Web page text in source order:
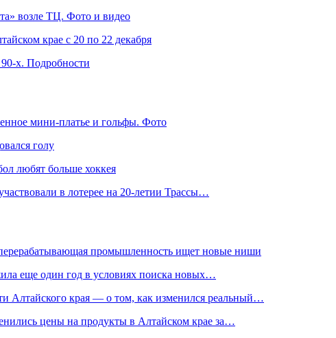
возле ТЦ. Фото и видео
крае с 20 по 22 декабря
х. Подробности
мини-платье и гольфы. Фото
голу
любят больше хоккея
в лотерее на 20-летии Трассы…
промышленность ищет новые ниши
еще один год в условиях поиска новых…
Алтайского края — о том, как изменился реальный…
цены на продукты в Алтайском крае за…